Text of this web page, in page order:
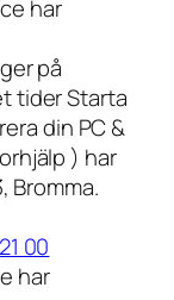
har
på
tider Starta
din PC &
) har
Bromma.
00
har